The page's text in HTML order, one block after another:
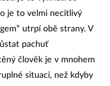
je to velmi necitlivý
utrpí obě strany. V
pachuť
člověk je v mnohem
situaci, než kdyby